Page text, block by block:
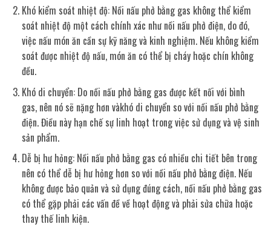
Khó kiểm soát nhiệt độ: Nồi nấu phở bằng gas không thể kiểm
soát nhiệt độ một cách chính xác như nồi nấu phở điện, do đó,
việc nấu món ăn cần sự kỹ năng và kinh nghiệm. Nếu không kiểm
soát được nhiệt độ nấu, món ăn có thể bị cháy hoặc chín không
đều.
Khó di chuyển: Do nồi nấu phở bằng gas được kết nối với bình
gas, nên nó sẽ nặng hơn vàkhó di chuyển so với nồi nấu phở bằng
điện. Điều này hạn chế sự linh hoạt trong việc sử dụng và vệ sinh
sản phẩm.
Dễ bị hư hỏng: Nồi nấu phở bằng gas có nhiều chi tiết bên trong
nên có thể dễ bị hư hỏng hơn so với nồi nấu phở bằng điện. Nếu
không được bảo quản và sử dụng đúng cách, nồi nấu phở bằng gas
có thể gặp phải các vấn đề về hoạt động và phải sửa chữa hoặc
thay thế linh kiện.